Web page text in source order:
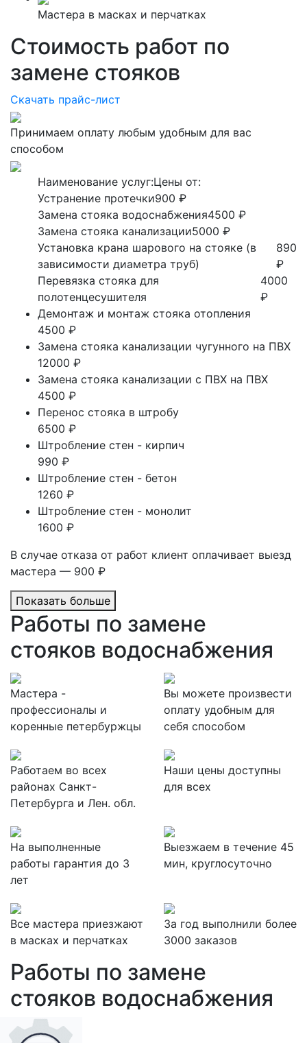
Мастера в масках и перчатках
Стоимость работ по
замене стояков
Скачать прайс-лист
Принимаем оплату любым удобным для вас
способом
Наименование услуг:Цены от:
Устранение протечки900 ₽
Замена стояка водоснабжения4500 ₽
Замена стояка канализации5000 ₽
Установка крана шарового на стояке (в
зависимости диаметра труб)
890
₽
Перевязка стояка для
полотенцесушителя
4000
₽
Демонтаж и монтаж стояка отопления
4500 ₽
Замена стояка канализации чугунного на ПВХ
12000 ₽
Замена стояка канализации с ПВХ на ПВХ
4500 ₽
Перенос стояка в штробу
6500 ₽
Штробление стен - кирпич
990 ₽
Штробление стен - бетон
1260 ₽
Штробление стен - монолит
1600 ₽
В случае отказа от работ клиент оплачивает выезд
мастера — 900 ₽
Показать больше
Работы по замене
стояков водоснабжения
Мастера -
профессионалы и
коренные петербуржцы
Вы можете произвести
оплату удобным для
себя способом
Работаем во всех
районах Санкт-
Петербурга и Лен. обл.
Наши цены доступны
для всех
На выполненные
работы гарантия до 3
лет
Выезжаем в течение 45
мин, круглосуточно
Все мастера приезжают
в масках и перчатках
За год выполнили более
3000 заказов
Работы по замене
стояков водоснабжения